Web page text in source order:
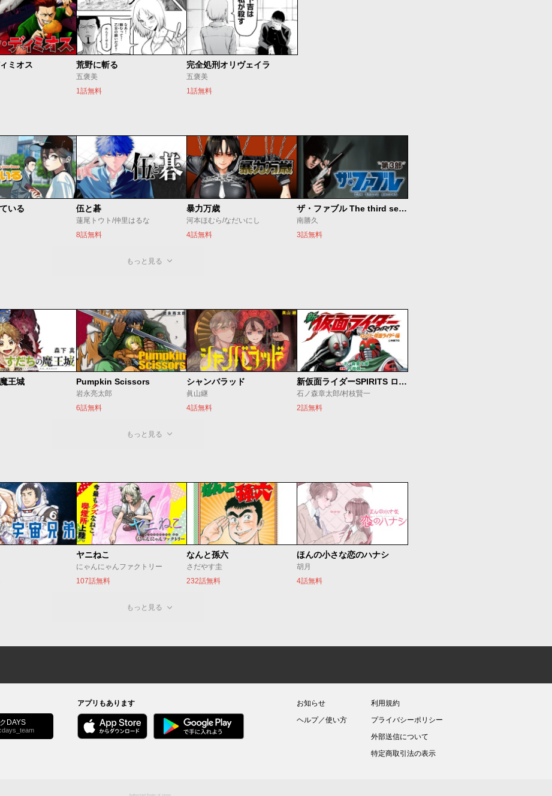
ミオス 荒野に斬る
五褒美
1話無料
完全処刑オリヴェイラ
五褒美
1話無料
いる 伍と碁
蓮尾トウト/仲里はるな
8話無料
暴力万歳
河本ほむら/なだいにし
4話無料
ザ・ファブル The third secret
南勝久
3話無料
もっと見る
王城 Pumpkin Scissors
岩永亮太郎
6話無料
シャンバラッド
眞山継
4話無料
新仮面ライダーSPIRITS ロンリー仮面ライダー編
石ノ森章太郎/村枝賢一
2話無料
もっと見る
ヤニねこ
にゃんにゃんファクトリー
107話無料
なんと孫六
さだやす圭
232話無料
ほんの小さな恋のハナシ
胡月
4話無料
もっと見る
DAYS
アプリもあります
お知らせ
ヘルプ／使い方
利用規約
プライバシーポリシー
外部送信について
特定商取引法の表示